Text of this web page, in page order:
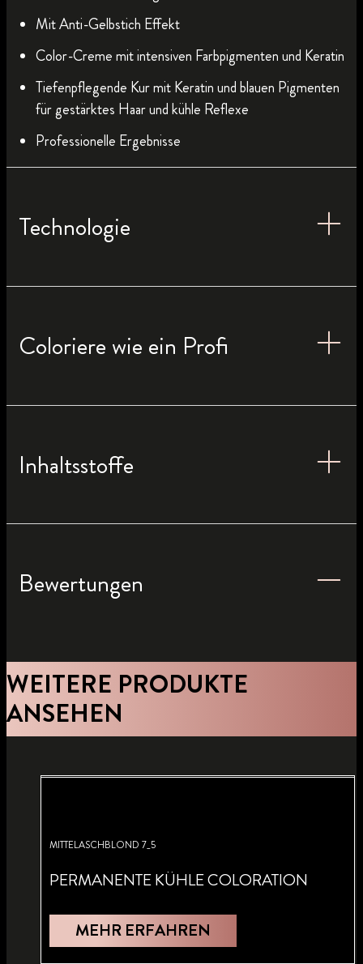
Mit Anti-Gelbstich Effekt
Color-Creme mit intensiven Farbpigmenten und Keratin
Tiefenpflegende Kur mit Keratin und blauen Pigmenten
für gestärktes Haar und kühle Reflexe
Professionelle Ergebnisse
Technologie
Coloriere wie ein Profi
Inhaltsstoffe
Bewertungen
WEITERE PRODUKTE
ANSEHEN
MITTELASCHBLOND 7_5
PERMANENTE KÜHLE COLORATION
MEHR ERFAHREN